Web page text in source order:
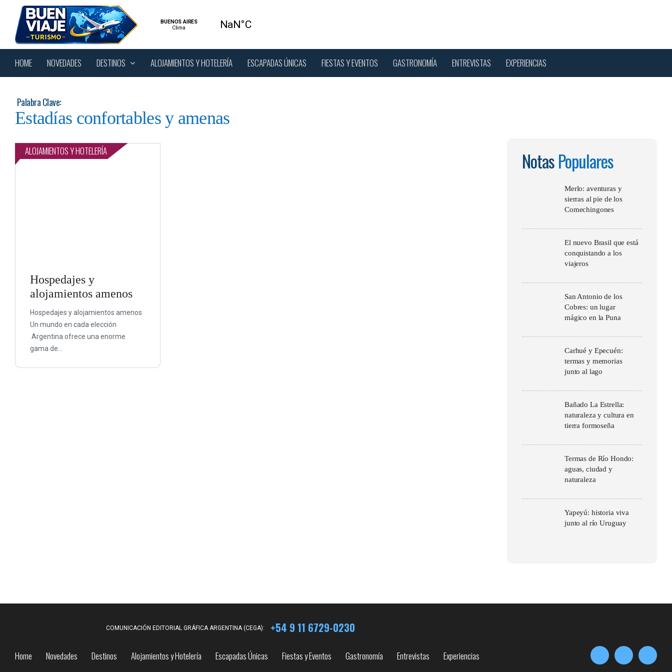
content
Pulsa Intro para buscar o Esc para cerrar
HOME NOVEDADES DESTINOS ALOJAMIENTOS Y HOTELERÍA ESCAPADAS ÚNICAS FIESTAS Y EVENTOS GASTRONOMÍA ENTREVISTAS EXPERIENCIAS
Palabra Clave:
Estadías confortables y amenas
ALOJAMIENTOS Y HOTELERÍA
Hospedajes y
alojamientos amenos
Hospedajes y alojamientos amenos
Un mundo en cada elección
Argentina ofrece una enorme
gama de...
NotasPopulares
Merlo: aventuras y
sierras al pie de los
Comechingones
El nuevo Brasil que está
conquistando a los
viajeros
San Antonio de los
Cobres: un lugar
mágico en la Puna
Carhué y Epecuén:
termas y memorias
junto al lago
Bañado La Estrella:
naturaleza y cultura en
tierra formoseña
Termas de Río Hondo:
aguas, ciudad y
naturaleza
Yapeyú: historia viva
junto al río Uruguay
COMUNICACIÓN EDITORIAL GRÁFICA ARGENTINA (CEGA): +54 9 11 6729-0230
Home Novedades Destinos Alojamientos y Hotelería Escapadas Únicas Fiestas y Eventos Gastronomía Entrevistas Experiencias